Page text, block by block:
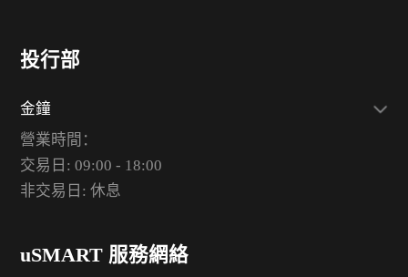
投行部
金鐘
營業時間：
交易日: 09:00 - 18:00
非交易日: 休息
uSMART 服務網絡